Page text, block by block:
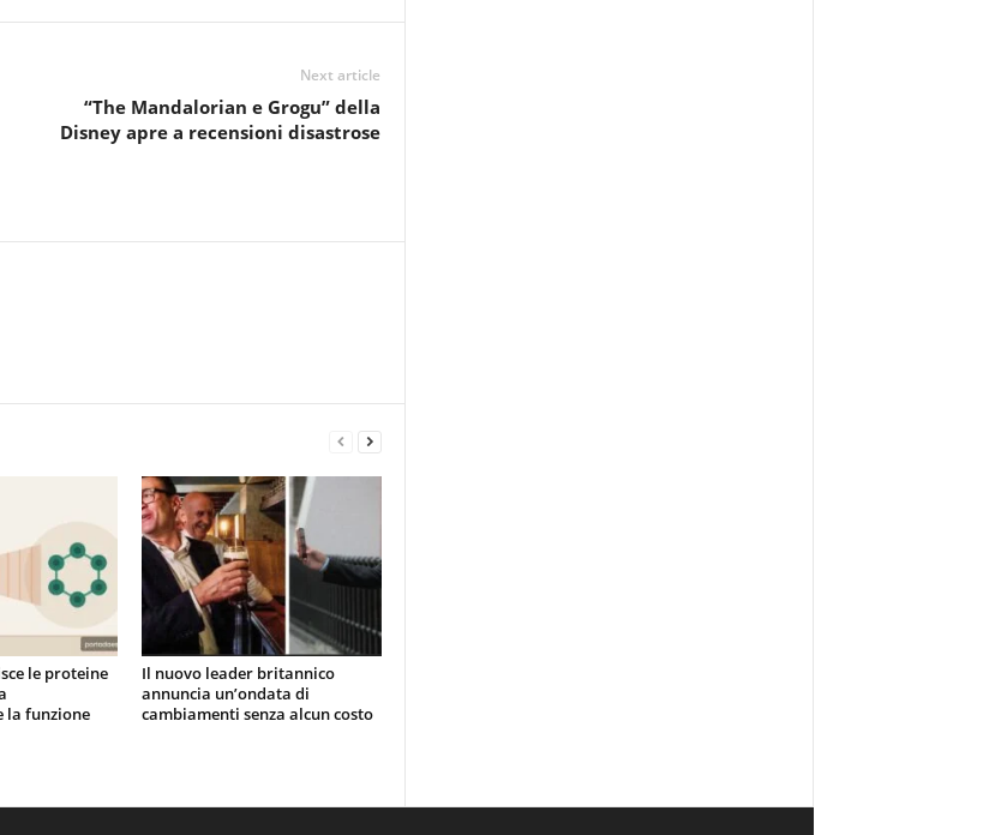
Next article
“The Mandalorian e Grogu” della
Disney apre a recensioni disastrose
le proteine
la funzione
Il nuovo leader britannico
annuncia un’ondata di
cambiamenti senza alcun costo